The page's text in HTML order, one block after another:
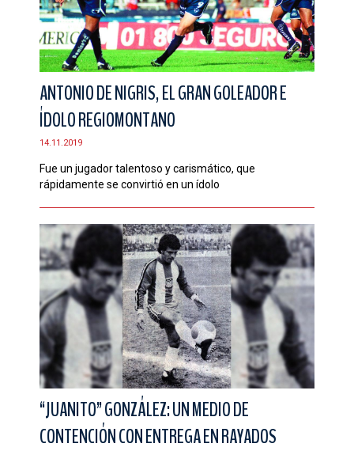
ANTONIO DE NIGRIS, EL GRAN GOLEADOR E
ÍDOLO REGIOMONTANO
14.11.2019
Fue un jugador talentoso y carismático, que
rápidamente se convirtió en un ídolo
“JUANITO” GONZÁLEZ: UN MEDIO DE
CONTENCIÓN CON ENTREGA EN RAYADOS